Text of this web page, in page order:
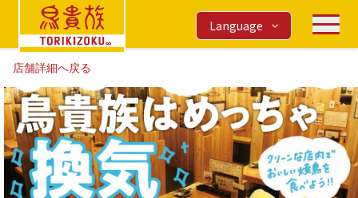
Language
店舗詳細へ戻る